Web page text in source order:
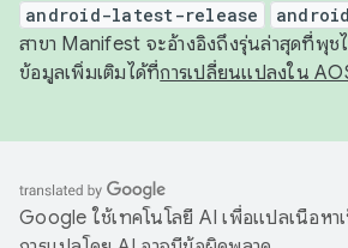
android-latest-release
สาขา Manifest จะอ้างอิงถึงรุ่นล่าสุดที่พุช
ข้อมูลเพิ่มเติมได้ที่การเปลี่ยนแปลงใน
Google ใช้เทคโนโลยี AI เพื่อแปลเนื้อห